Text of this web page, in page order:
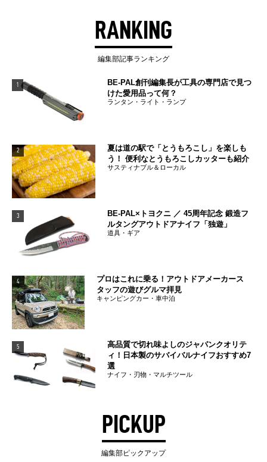
RANKING
編集部記事ランキング
1
BE-PAL創刊編集長が工具の専門店で見つ
けた愛用品って何？
ランタン・ライト・ランプ
2
夏は道の駅で「とうもろこし」を楽しも
う！ 便利なとうもろこしカッターも紹介
サスティナブル＆ローカル
3
BE-PAL×トヨクニ ／ 45周年記念 鍛造フ
ルタングアウトドアナイフ「独遊」
道具・ギア
4
プロはこれに乗る！アウトドアメーカース
タッフの遊びグルマ拝見
キャンピングカー・車中泊
5
高品質で切れ味よしのジャパンクオリテ
ィ！日本製のサバイバルナイフおすすめ7
選
ナイフ・刃物・マルチツール
PICKUP
編集部ピックアップ